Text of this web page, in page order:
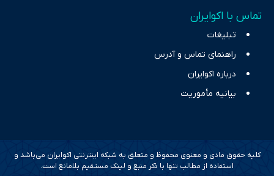
تماس با اکوایران
تبلیغات
راهنمای تماس و آدرس
درباره اکوایران
بیانیه مأموریت
کلیه حقوق مادی و معنوی محفوظ و متعلق به شبکه اینترنتی اکوایران می‌باشد و
استفاده از مطالب تنها با ذکر منبع و لینک مستقیم بلامانع است.